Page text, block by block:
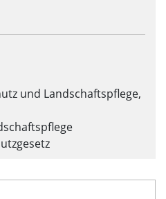
und Landschaftspflege,